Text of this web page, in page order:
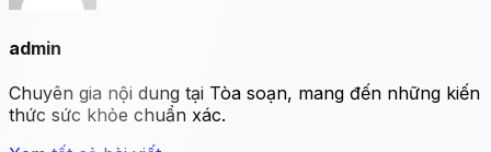
admin
Chuyên gia nội dung tại Tòa soạn, mang đến những kiến
thức sức khỏe chuẩn xác.